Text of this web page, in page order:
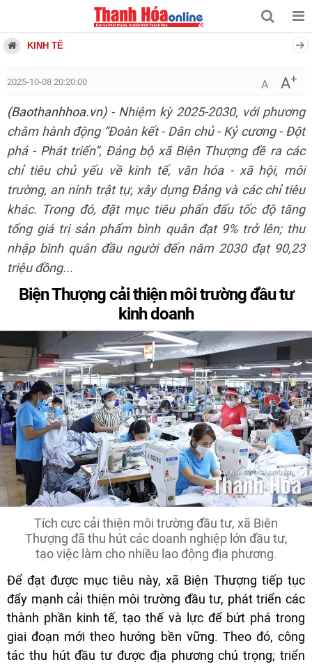
KINH TẾ
2025-10-08 20:20:00 A A+
(Baothanhhoa.vn)- Nhiệm kỳ 2025-2030, với phương
châm hành động “Đoàn kết - Dân chủ - Kỷ cương - Đột
phá - Phát triển”, Đảng bộ xã Biện Thượng đề ra các
chỉ tiêu chủ yếu về kinh tế, văn hóa - xã hội, môi
trường, an ninh trật tự, xây dựng Đảng và các chỉ tiêu
khác. Trong đó, đặt mục tiêu phấn đấu tốc độ tăng
tổng giá trị sản phẩm bình quân đạt 9% trở lên; thu
nhập bình quân đầu người đến năm 2030 đạt 90,23
triệu đồng...
Biện Thượng cải thiện môi trường đầu tư
kinh doanh
Tích cực cải thiện môi trường đầu tư, xã Biện
Thượng đã thu hút các doanh nghiệp lớn đầu tư,
tạo việc làm cho nhiều lao động địa phương.
Để đạt được mục tiêu này, xã Biện Thượng tiếp tục
đẩy mạnh cải thiện môi trường đầu tư, phát triển các
thành phần kinh tế, tạo thế và lực để bứt phá trong
giai đoạn mới theo hướng bền vững. Theo đó, công
tác thu hút đầu tư được địa phương chú trọng; triển